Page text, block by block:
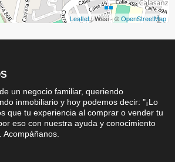
Leaflet| Wasi - ©OpenStreetMap
un negocio familiar, queriendo
inmobiliario y hoy podemos decir: "¡Lo
que tu experiencia al comprar o vender tu
eso con nuestra ayuda y conocimiento